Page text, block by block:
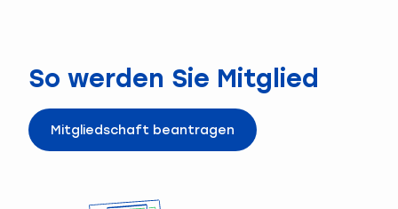
So werden Sie Mitglied
Mitgliedschaft beantragen